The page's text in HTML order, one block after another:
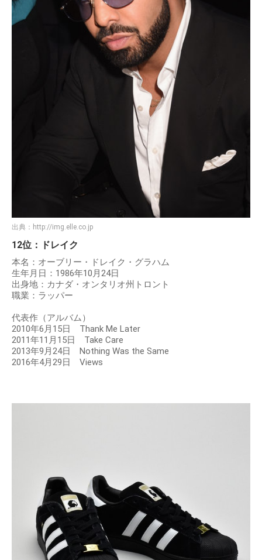
出典： http://img.elle.co.jp
12位：ドレイク
本名：オーブリー・ドレイク・グラハム
生年月日：1986年10月24日
出身地：カナダ・オンタリオ州トロント
職業：ラッパー
代表作（アルバム）
2010年6月15日 Thank Me Later
2011年11月15日 Take Care
2013年9月24日 Nothing Was the Same
2016年4月29日 Views